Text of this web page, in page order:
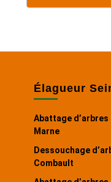
Élagueur
Abattage
Marne
Dessouchage
Combault